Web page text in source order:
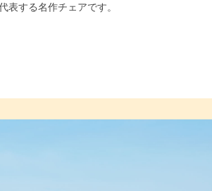
表する名作チェアです。